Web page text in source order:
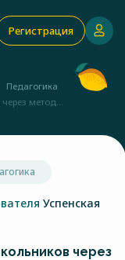
Регистрация
Педагогика
метод...
Успенская
через